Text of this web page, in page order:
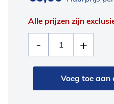
Alle prijzen zijn
Voeg toe